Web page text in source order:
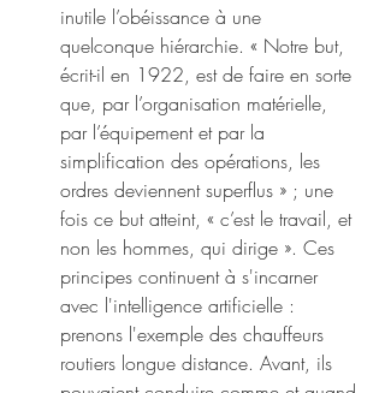
inutile l’obéissance à une
quelconque hiérarchie. « Notre but,
écrit-il en 1922, est de faire en sorte
que, par l’organisation matérielle,
par l’équipement et par la
simplification des opérations, les
ordres deviennent superflus » ; une
fois ce but atteint, « c’est le travail, et
non les hommes, qui dirige ». Ces
principes continuent à s'incarner
avec l'intelligence artificielle :
prenons l'exemple des chauffeurs
routiers longue distance. Avant, ils